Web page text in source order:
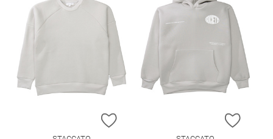
ZUR WUNSCHLISTE HINZUFÜGEN
ZUR